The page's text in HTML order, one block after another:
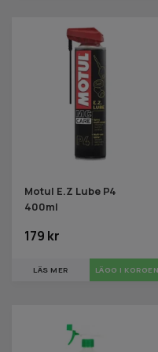
Motul E.Z Lube P4
400ml
179 kr
LÄS MER